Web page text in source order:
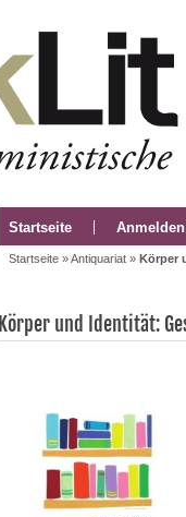
Startseite Anmelden
Startseite »Antiquariat » Körper
Körper und Identität: